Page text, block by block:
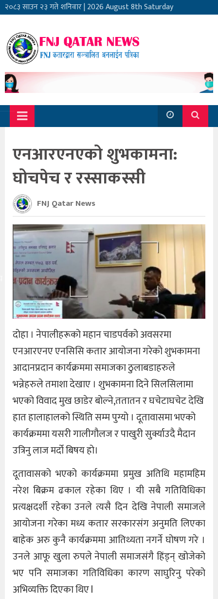
२०८३ साउन २३ गते शनिवार|2026 August 8th Saturday
एनआरएनएको शुभकामना:
घोचपेच र रस्साकस्सी
FNJ Qatar News
दोहा । नेपालीहरूको महान चाडपर्वको अवसरमा
एनआरएनए एनसिसि कतार आयोजना गरेको शुभकामना
आदानप्रदान कार्यक्रममा समाजका ठुलाबडाहरुले
भन्नेहरुले तमाशा देखाए । शुभकामना दिने सिलसिलामा
भएको विवाद मुख छाडेर बोल्ने,ततातन र घचेटाघचेट देखि
हात हालाहालको स्थिति सम्म पुग्यो । दूतावासमा भएको
कार्यक्रममा यसरी गालीगौलज र पाखुरी सुर्क्याउदै मैदान
उत्रिनु लाज मर्दो बिषय हो।
दूतावासको भएको कार्यक्रममा प्रमुख अतिथि महामहिम
नरेश बिक्रम ढकाल रहेका थिए । यी सबै गतिविधिका
प्रत्यक्षदर्शी रहेका उनले त्यसै दिन देखि नेपाली समाजले
आयोजना गरेका मध्य कतार सरकारसंग अनुमति लिएका
बाहेक अरु कुनै कार्यक्रममा आतिथ्यता नगर्ने घोषण गरे ।
उनले आफू खुला रुपले नेपाली समाजसंगै हिंड्न् खोजेको
भए पनि समाजका गतिविधिका कारण साघुरिनु परेको
अभिव्यक्ति दिएका थिए l